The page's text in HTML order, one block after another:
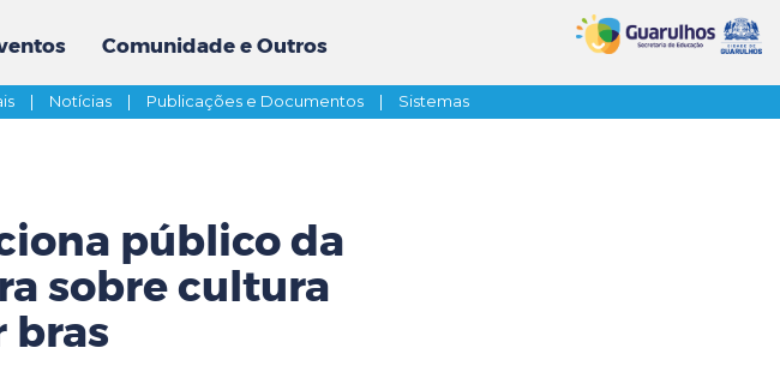
Comunidade e Outros
| Notícias | Publicações e Documentos | Sistemas
público da
sobre cultura
bras